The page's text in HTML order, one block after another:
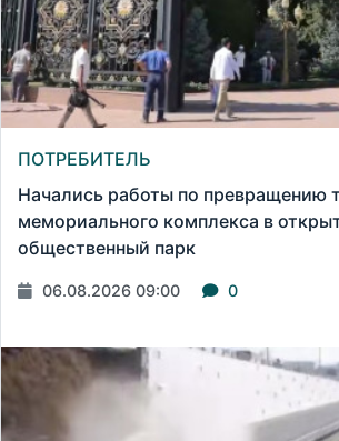
ПОТРЕБИТЕЛЬ
Начались работы по превращению
мемориального комплекса в
общественный парк
06.08.2026 09:00 0